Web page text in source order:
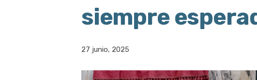
siempre
27 junio, 2025